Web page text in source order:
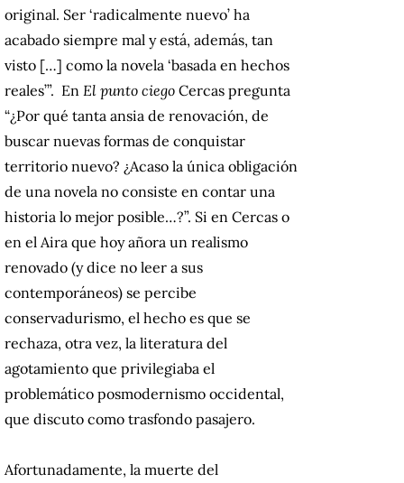
original. Ser ‘radicalmente nuevo’ ha
acabado siempre mal y está, además, tan
visto […] como la novela ‘basada en hechos
reales’”. En El punto ciego Cercas pregunta
“¿Por qué tanta ansia de renovación, de
buscar nuevas formas de conquistar
territorio nuevo? ¿Acaso la única obligación
de una novela no consiste en contar una
historia lo mejor posible…?”. Si en Cercas o
en el Aira que hoy añora un realismo
renovado (y dice no leer a sus
contemporáneos) se percibe
conservadurismo, el hecho es que se
rechaza, otra vez, la literatura del
agotamiento que privilegiaba el
problemático posmodernismo occidental,
que discuto como trasfondo pasajero.
Afortunadamente, la muerte del